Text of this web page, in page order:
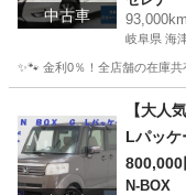
中古車
岐阜県 海
✨🐾 金利0％！全店舗の在庫
セレナ
【大人
Lパッ
800,000
N-BOX